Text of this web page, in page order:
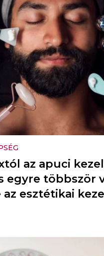
az apuci
egyre többször
az esztétikai